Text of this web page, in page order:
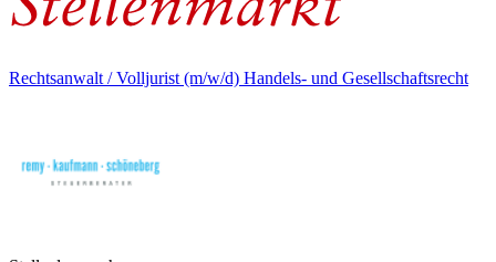
Rechtsanwalt / Volljurist (m/w/d) Handels- und Gesellschaftsrecht